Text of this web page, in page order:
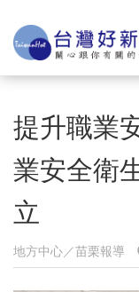
提升職業
業安全衛
立
地方中心／苗栗報導